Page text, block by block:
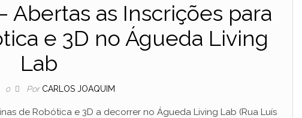
Abertas as Inscrições para
e 3D no Águeda Living
Lab
0 Por CARLOS JOAQUIM
de Robótica e 3D a decorrer no Águeda Living Lab (Rua Luís